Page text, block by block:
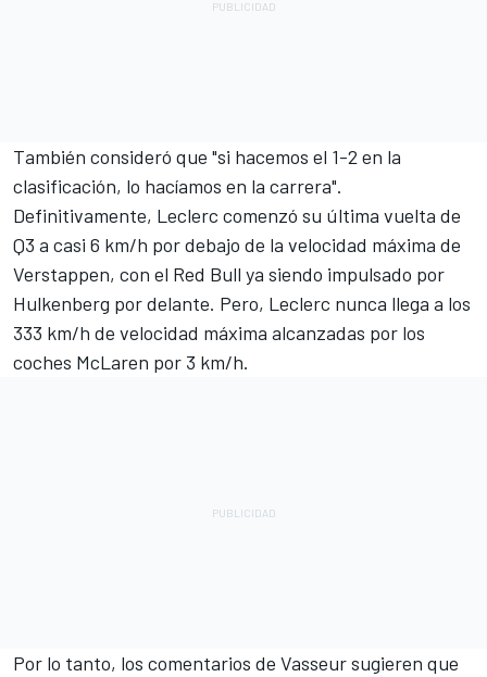
También consideró que "si hacemos el 1-2 en la
clasificación, lo hacíamos en la carrera".
Definitivamente, Leclerc comenzó su última vuelta de
Q3 a casi 6 km/h por debajo de la velocidad máxima de
Verstappen, con el Red Bull ya siendo impulsado por
Hulkenberg por delante. Pero, Leclerc nunca llega a los
333 km/h de velocidad máxima alcanzadas por los
coches McLaren por 3 km/h.
Por lo tanto, los comentarios de Vasseur sugieren que